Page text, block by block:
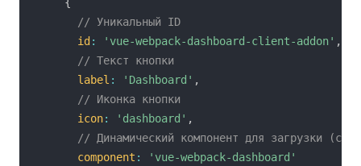
// Уникальный ID
id : 'vue-webpack-dashboard-client-addon' ,
// Текст кнопки
label : 'Dashboard' ,
// Иконка кнопки
icon: 'dashboard' ,
// Динамический компонент для загрузки (см.
component :
'vue-webpack-dashboard'